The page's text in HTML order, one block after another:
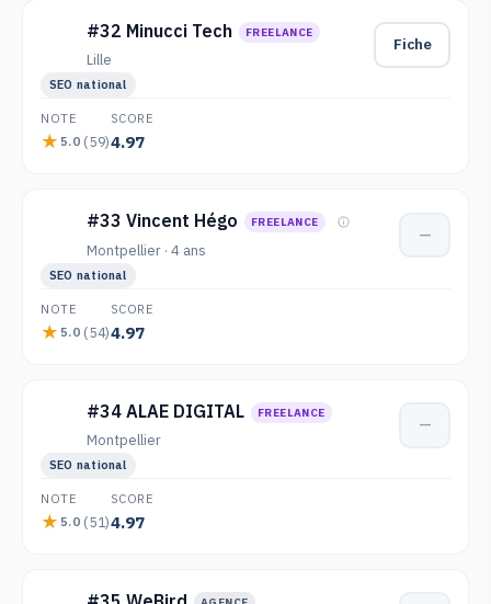
#32 Minucci Tech FREELANCE
Lille
Fiche
SEO national
NOTE
5.0 (59)
SCORE
4.97
#33 Vincent Hégo FREELANCE
Montpellier · 4 ans
—
SEO national
NOTE
5.0 (54)
SCORE
4.97
#34 ALAE DIGITAL FREELANCE
Montpellier
—
SEO national
NOTE
5.0 (51)
SCORE
4.97